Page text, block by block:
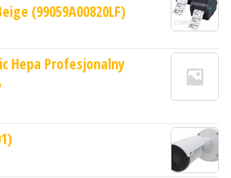
(99059A00820LF)
Hepa Profesjonalny